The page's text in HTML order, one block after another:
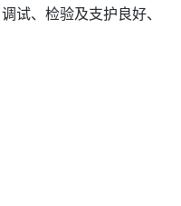
试、检验及支护良好、